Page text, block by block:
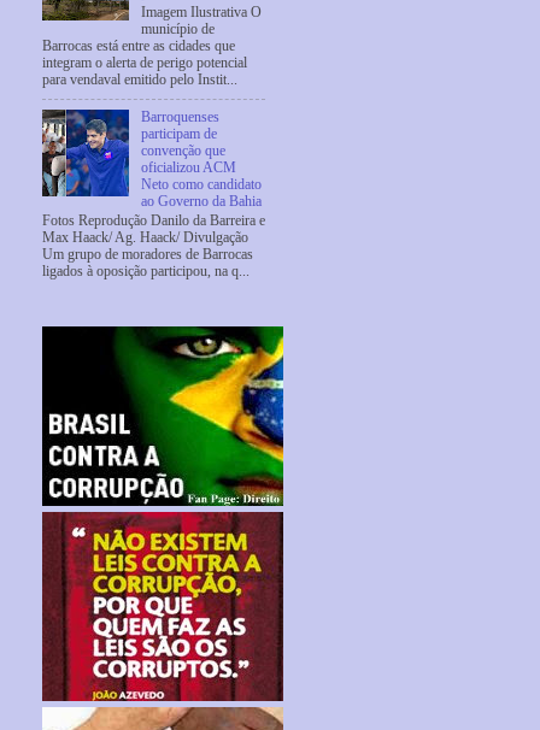
Imagem Ilustrativa O
município de
Barrocas está entre as cidades que
integram o alerta de perigo potencial
para vendaval emitido pelo Instit...
Barroquenses
participam de
convenção que
oficializou ACM
Neto como candidato
ao Governo da Bahia
Fotos Reprodução Danilo da Barreira e
Max Haack/ Ag. Haack/ Divulgação
Um grupo de moradores de Barrocas
ligados à oposição participou, na q...